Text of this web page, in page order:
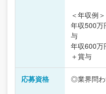
＜年収例＞
年収500万
与
年収600万
＋賞与
応募資格 ◎業界問わ